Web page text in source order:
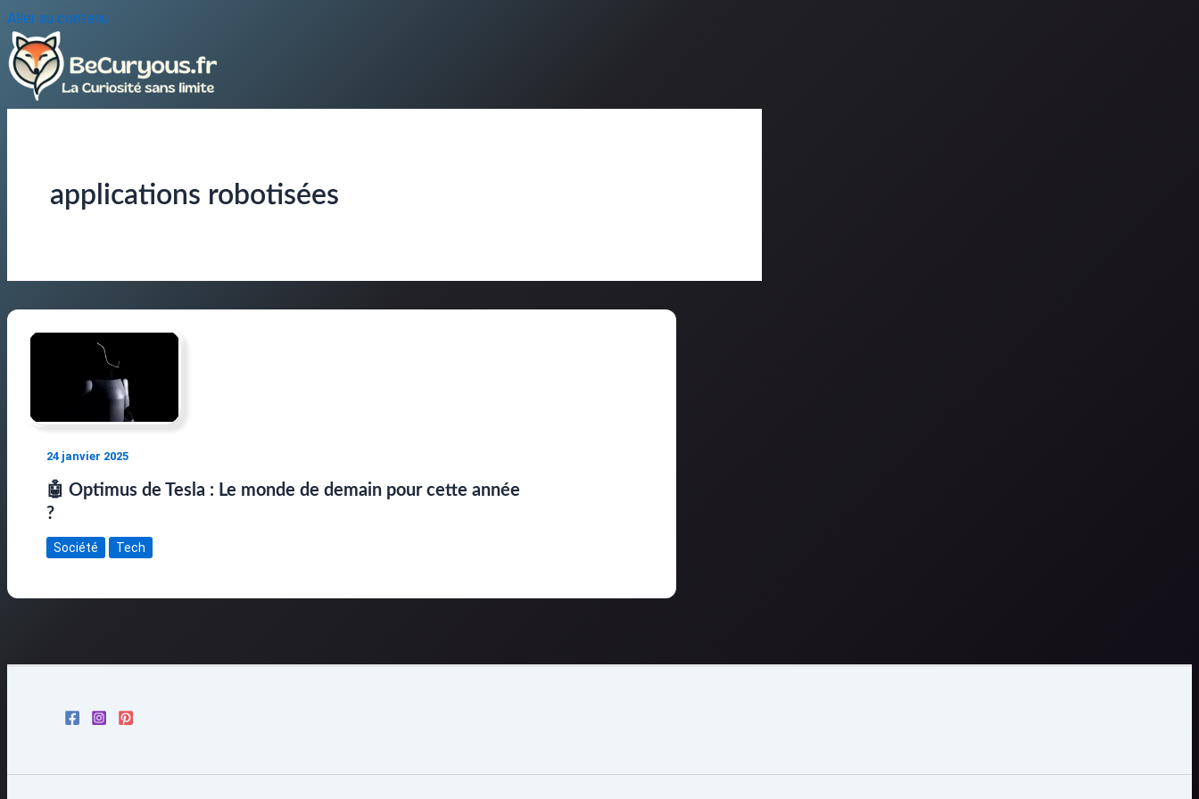
Aller au contenu
applications robotisées
24 janvier 2025
🤖 Optimus de Tesla : Le monde de demain pour cette année
?
Société Tech